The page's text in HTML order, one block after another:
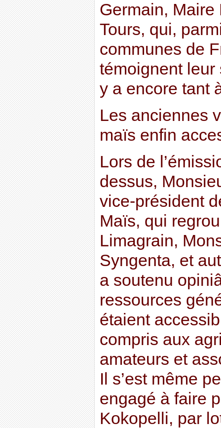
Germain,
Tours, qui,
communes de
témoignent leur
y a encore tant
Les anciennes
maïs enfin
Lors de
dessus,
vice-président
Maïs, qui
Limagrain,
Syngenta, et
a soutenu
ressources
étaient
compris aux
amateurs et
Il s’est même
engagé à faire
Kokopelli, par